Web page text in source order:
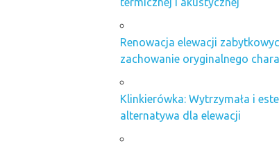
Renowacja elewacji
zachowanie oryginalnego
Klinkierówka: Wytrzymała i
alternatywa dla elewacji